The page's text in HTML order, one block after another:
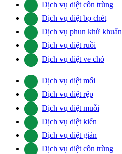
Dịch vụ diệt côn trùng
Dịch vụ diệt bọ chét
Dịch vụ phun khử khuẩn
Dịch vụ diệt ruồi
Dịch vụ diệt ve chó
Dịch vụ diệt mối
Dịch vụ diệt rệp
Dịch vụ diệt muỗi
Dịch vụ diệt kiến
Dịch vụ diệt gián
Dịch vụ diệt côn trùng